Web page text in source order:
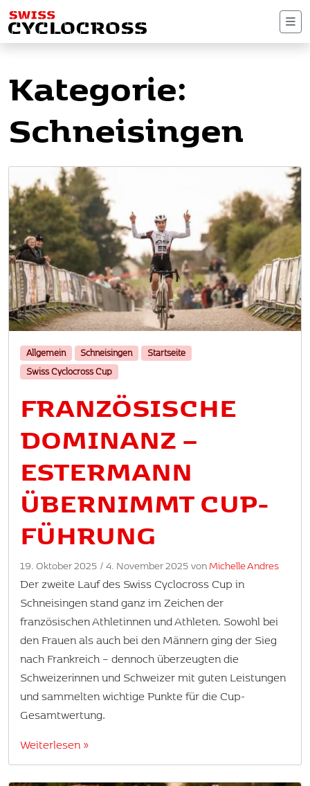
Kategorie:
Schneisingen
Allgemein Schneisingen
Startseite
Swiss Cyclocross Cup
FRANZÖSISCHE
DOMINANZ –
ESTERMANN
ÜBERNIMMT CUP-
FÜHRUNG
19. Oktober 2025 / 4. November 2025 von Michelle Andres
Der zweite Lauf des Swiss Cyclocross Cup in
Schneisingen stand ganz im Zeichen der
französischen Athletinnen und Athleten. Sowohl bei
den Frauen als auch bei den Männern ging der Sieg
nach Frankreich – dennoch überzeugten die
Schweizerinnen und Schweizer mit guten Leistungen
und sammelten wichtige Punkte für die Cup-
Gesamtwertung.
Weiterlesen »